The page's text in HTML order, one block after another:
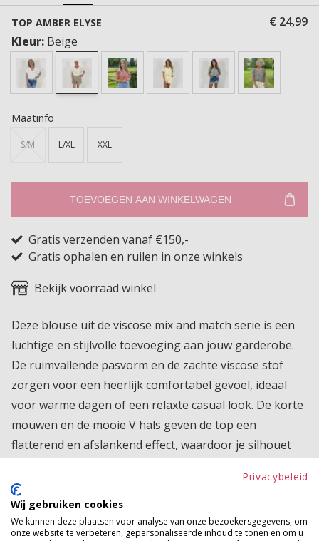
TOP AMBER ELYSE
€ 24,99
Kleur: Beige
Maatinfo
S/M L/XL XXL
TOEVOEGEN AAN WINKELWAGEN
Gratis verzenden vanaf €150,-
Gratis ophalen en ruilen in onze winkels
Bekijk voorraad winkel
Deze blouse uit de viscose mix and match serie is een
luchtige en stijlvolle toevoeging aan jouw garderobe.
De ruimvallende pasvorm en de zachte viscose stof
zorgen voor een heerlijk comfortabel gevoel, ideaal
voor warme dagen of een relaxte casual look. De korte
mouwen en de mooie V hals geven de top een
flatterend en afslankend effect, waardoor je silhouet
voor net wat extra ruimte bij de buste en geeft de
blouse een speelse en vrouwelijke touch. Perfect te
combineren met de andere items uit de serie voor een
Privacybeleid
Wij gebruiken cookies
We kunnen deze plaatsen voor analyse van onze bezoekersgegevens, om
onze website te verbeteren, gepersonaliseerde inhoud te tonen en om u